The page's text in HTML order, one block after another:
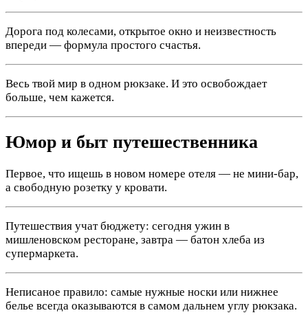
Дорога под колесами, открытое окно и неизвестность
впереди — формула простого счастья.
Весь твой мир в одном рюкзаке. И это освобождает
больше, чем кажется.
Юмор и быт путешественника
Первое, что ищешь в новом номере отеля — не мини-бар,
а свободную розетку у кровати.
Путешествия учат бюджету: сегодня ужин в
мишленовском ресторане, завтра — батон хлеба из
супермаркета.
Неписаное правило: самые нужные носки или нижнее
белье всегда оказываются в самом дальнем углу рюкзака.